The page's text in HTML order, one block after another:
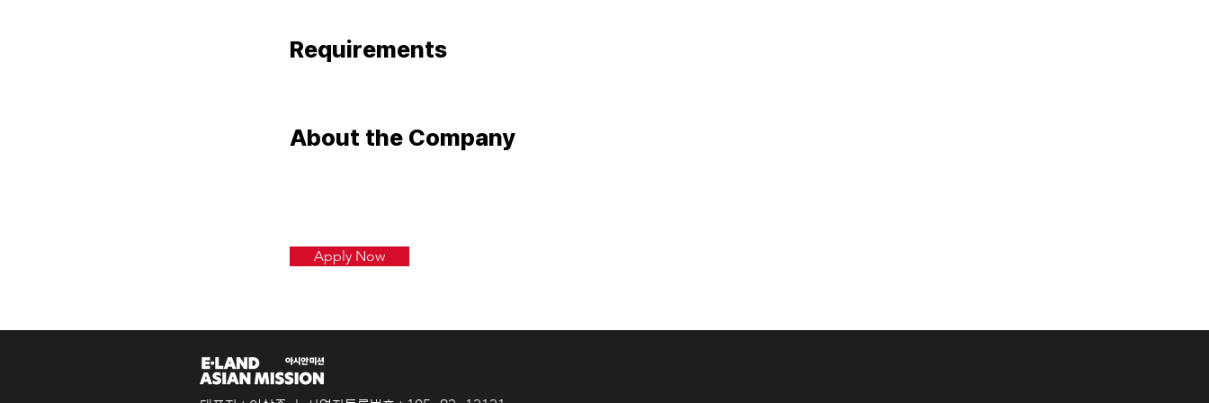
Requirements
About the Company
Apply Now